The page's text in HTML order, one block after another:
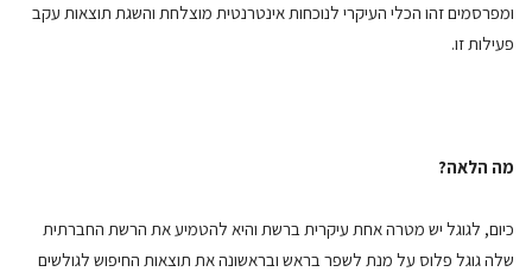
ומפרסמים זהו הכלי העיקרי לנוכחות אינטרנטית מוצלחת והשגת תוצאות עקב
פעילות זו.
מה הלאה?
כיום, לגוגל יש מטרה אחת עיקרית ברשת והיא להטמיע את הרשת החברתית
שלה גוגל פלוס על מנת לשפר בראש ובראשונה את תוצאות החיפוש לגולשים